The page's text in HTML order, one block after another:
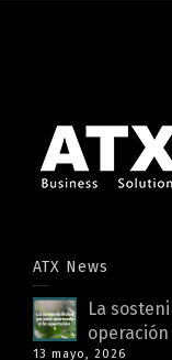
ATX News
La
operación
13 mayo, 2026